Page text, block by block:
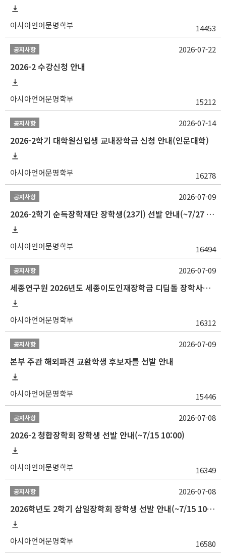
아시아언어문명학부 14453
공지사항
2026-2 수강신청 안내
아시아언어문명학부 15212
2026-07-22
공지사항
2026-2학기 대학원신입생 교내장학금 신청 안내(인문대학)
아시아언어문명학부 16278
2026-07-14
공지사항
2026-2학기 순득장학재단 장학생(23기) 선발 안내(~7/27 10:00)
아시아언어문명학부 16494
2026-07-09
공지사항
세종연구원 2026년도 세종이도인재장학금 디딤돌 장학사업 학자금대출 관련분야(원금상환, 이자지원) 신청 사업 안내
아시아언어문명학부 16312
2026-07-09
공지사항
본부 주관 해외파견 교환학생 후보자를 선발 안내
아시아언어문명학부 15446
2026-07-09
공지사항
2026-2 청합장학회 장학생 선발 안내(~7/15 10:00)
아시아언어문명학부 16349
2026-07-08
공지사항
2026학년도 2학기 삼일장학회 장학생 선발 안내(~7/15 10:00)
아시아언어문명학부 16580
2026-07-08